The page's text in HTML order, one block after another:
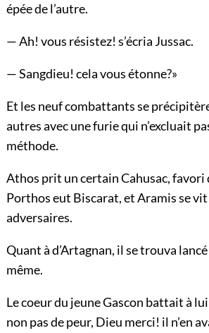
épée de l’autre.
— Ah! vous résistez! s’écria Jussac.
— Sangdieu! cela vous étonne?»
Et les neuf combattants se
autres avec une furie qui n’excluait
méthode.
Athos prit un certain Cahusac, favori
Porthos eut Biscarat, et Aramis se vit
adversaires.
Quant à d’Artagnan, il se trouva
même.
Le coeur du jeune Gascon battait à
non pas de peur, Dieu merci! il n’en